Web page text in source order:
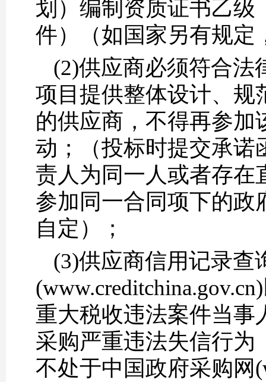
划）编制资质证书乙级
件）（如国家另有规定
(2)供应商必须符合
项目提供整体设计、规
的供应商，不得再参加
动；（投标时提交承
责人为同一人或者存在
参加同一合同项下的政
自定）；
(3)供应商信用记录查
重大税收违法案件当事
采购严重违法失信行为
不处于中国政府采购网